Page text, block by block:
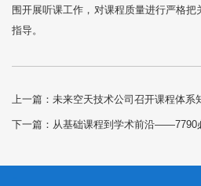
围开展听课工作，对课程质量进行严格
指导。
上一篇： 未来空天技术公司召开课程体系知识图
下一篇： 从基础课程到学术前沿——7790必发集团官网